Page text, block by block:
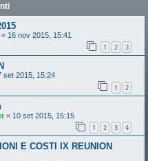
« 16 nov 2015, 15:41
1 2 3
set 2015, 15:24
1 2
« 10 set 2015, 15:15
1 2 3 4
E COSTI IX REUNION